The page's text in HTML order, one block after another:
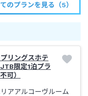
のプランを見る（5）
リングスホテ
限定1泊プラ
可）
アアルコーヴルーム